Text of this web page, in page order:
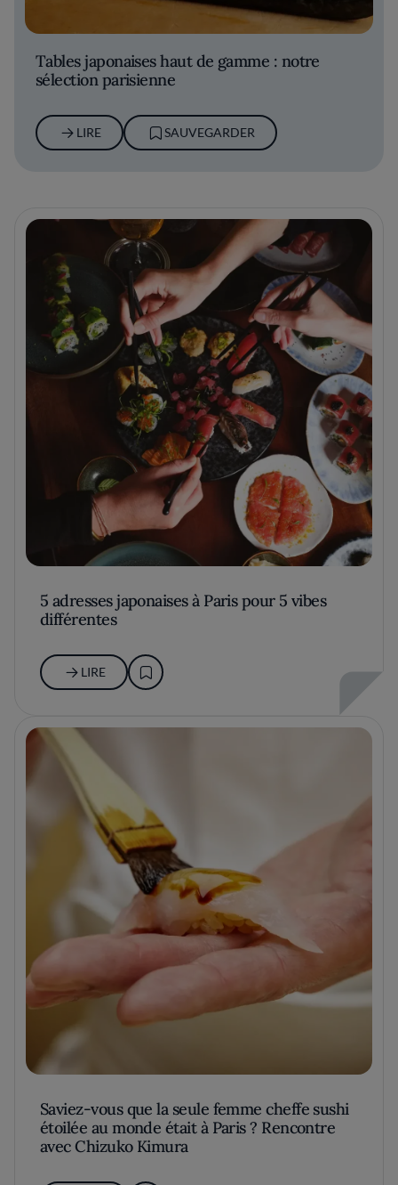
Tables japonaises haut de gamme : notre
sélection parisienne
LIRE SAUVEGARDER
5 adresses japonaises à Paris pour 5 vibes
différentes
LIRE
Saviez-vous que la seule femme cheffe sushi
étoilée au monde était à Paris ? Rencontre
avec Chizuko Kimura